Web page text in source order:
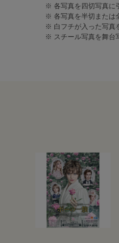
※ 各写真を四切写真に
※ 各写真を半切または
※ 白フチが入った写真
※ スチール写真を舞台